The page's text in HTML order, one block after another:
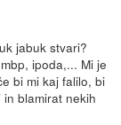
jabuk stvari?
ipoda,... Mi je
bi mi kaj falilo, bi
blamirat nekih